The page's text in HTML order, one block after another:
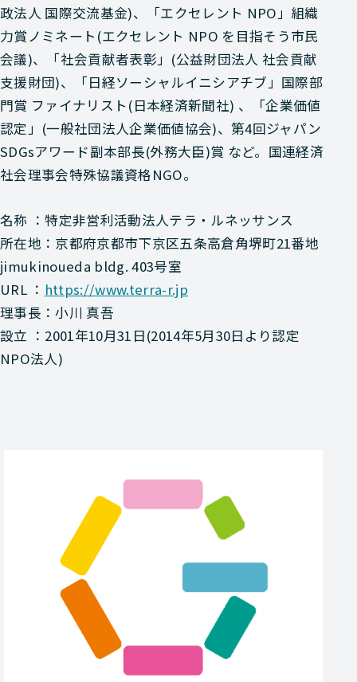
政法人 国際交流基金)、「エクセレント NPO」組織
力賞ノミネート(エクセレント NPO を目指そう市民
会議)、「社会貢献者表彰」(公益財団法人 社会貢献
支援財団)、「日経ソーシャルイニシアチブ」国際部
門賞 ファイナリスト(日本経済新聞社) 、「企業価値
認定」(一般社団法人企業価値協会)、第4回ジャパン
SDGsアワード副本部長(外務大臣)賞 など。国連経済
社会理事会特殊協議資格NGO。
名称 ：特定非営利活動法人テラ・ルネッサンス
所在地：京都府京都市下京区五条高倉角堺町21番地
jimukinoueda bldg. 403号室
URL ： https://www.terra-r.jp
理事長：小川 真吾
設立 ：2001年10月31日(2014年5月30日より認定
NPO法人)